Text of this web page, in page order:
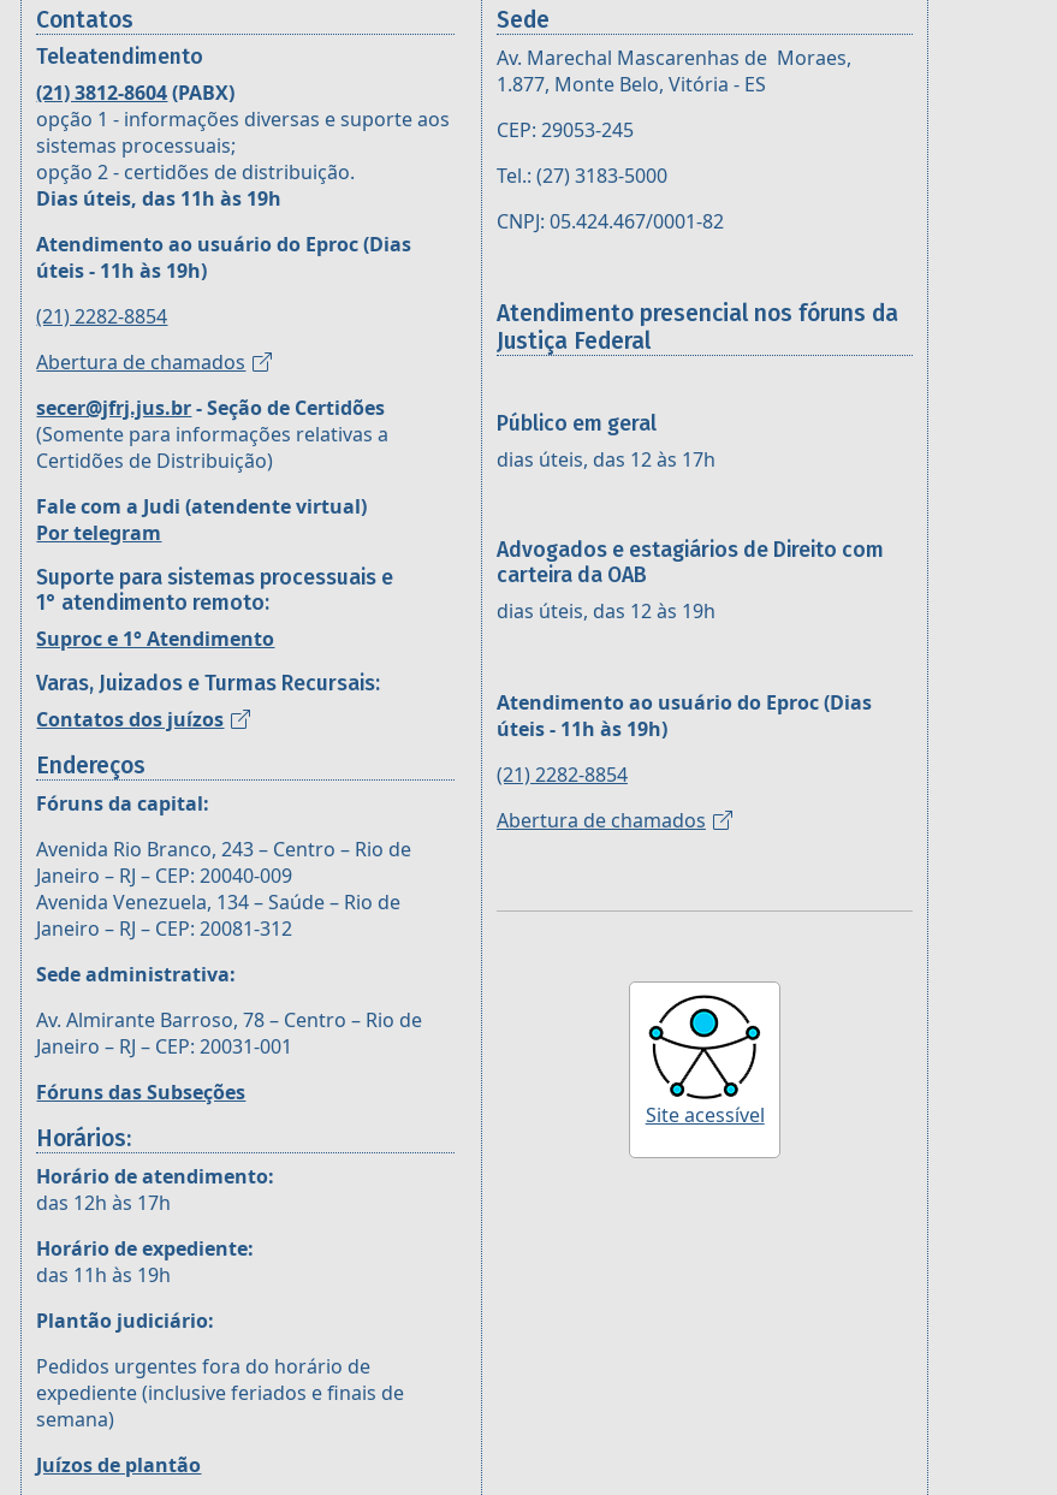
Contatos
Teleatendimento
(21) 3812-8604(PABX)
opção 1 - informações diversas e suporte aos
sistemas processuais;
opção 2 - certidões de distribuição.
Dias úteis, das 11h às 19h
Atendimento ao usuário do Eproc (Dias
úteis - 11h às 19h)
(21) 2282-8854
Abertura de chamados
secer@jfrj.jus.br- Seção de Certidões
(Somente para informações relativas a
Certidões de Distribuição)
Fale com a Judi (atendente virtual)
Por telegram
Suporte para sistemas processuais e
1° atendimento remoto:
Suproc e 1° Atendimento
Varas, Juizados e Turmas Recursais:
Contatos dos juízos
Endereços
Fóruns da capital:
Avenida Rio Branco, 243 – Centro – Rio de
Janeiro – RJ – CEP: 20040-009
Avenida Venezuela, 134 – Saúde – Rio de
Janeiro – RJ – CEP: 20081-312
Sede administrativa:
Av. Almirante Barroso, 78 – Centro – Rio de
Janeiro – RJ – CEP: 20031-001
Fóruns das Subseções
Horários:
Horário de atendimento:
das 12h às 17h
Horário de expediente:
das 11h às 19h
Plantão judiciário:
Pedidos urgentes fora do horário de
expediente (inclusive feriados e finais de
semana)
Juízos de plantão
Sede
Av. Marechal Mascarenhas de Moraes,
1.877, Monte Belo, Vitória - ES
CEP: 29053-245
Tel.: (27) 3183-5000
CNPJ: 05.424.467/0001-82
Atendimento presencial nos fóruns da
Justiça Federal
Público em geral
dias úteis, das 12 às 17h
Advogados e estagiários de Direito com
carteira da OAB
dias úteis, das 12 às 19h
Atendimento ao usuário do Eproc (Dias
úteis - 11h às 19h)
(21) 2282-8854
Abertura de chamados
Site acessível